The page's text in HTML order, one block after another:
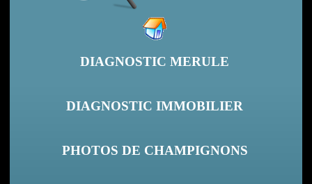
DIAGNOSTIC MERULE
DIAGNOSTIC IMMOBILIER
PHOTOS DE CHAMPIGNONS